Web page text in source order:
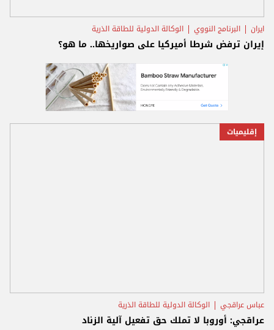
ايران البرنامج النووي الوكالة الدولية للطاقة الذرية
إيران ترفض شرطا أميركيا على صواريخها.. ما هو؟
إقليميات
عباس عراقجي الوكالة الدولية للطاقة الذرية
عراقجي: أوروبا لا تملك حق تفعيل آلية الزناد